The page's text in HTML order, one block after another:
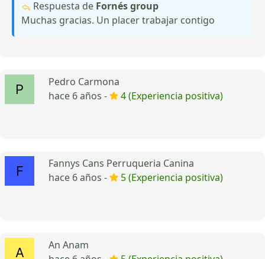
Respuesta de Fornés group
Muchas gracias. Un placer trabajar contigo
Pedro Carmona
hace 6 años -
4 (Experiencia positiva)
Fannys Cans Perruqueria Canina
hace 6 años -
5 (Experiencia positiva)
An Anam